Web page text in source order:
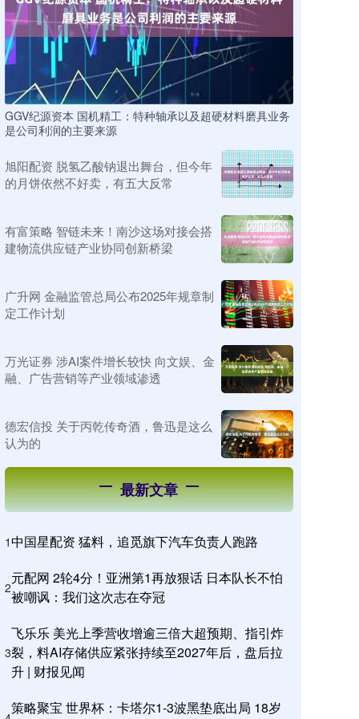
GGV纪源资本 国机精工：特种轴承以及超硬材料磨具业务
是公司利润的主要来源
旭阳配资 脱氢乙酸钠退出舞台，但今年
的月饼依然不好卖，有五大反常
有富策略 智链未来！南沙这场对接会搭
建物流供应链产业协同创新桥梁
广升网 金融监管总局公布2025年规章制
定工作计划
万光证券 涉AI案件增长较快 向文娱、金
融、广告营销等产业领域渗透
德宏信投 关于丙乾传奇酒，鲁迅是这么
认为的
最新文章
1中国星配资 猛料，追觅旗下汽车负责人跑路
2
元配网 2轮4分！亚洲第1再放狠话 日本队长不怕
被嘲讽：我们这次志在夺冠
3
飞乐乐 美光上季营收增逾三倍大超预期、指引炸
裂，料AI存储供应紧张持续至2027年后，盘后拉
升 | 财报见闻
策略聚宝 世界杯：卡塔尔1-3波黑垫底出局 18岁